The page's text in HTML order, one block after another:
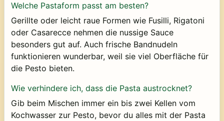
Welche Pastaform passt am besten?
Gerillte oder leicht raue Formen wie Fusilli, Rigatoni
oder Casarecce nehmen die nussige Sauce
besonders gut auf. Auch frische Bandnudeln
funktionieren wunderbar, weil sie viel Oberfläche für
die Pesto bieten.
Wie verhindere ich, dass die Pasta austrocknet?
Gib beim Mischen immer ein bis zwei Kellen vom
Kochwasser zur Pesto, bevor du alles mit der Pasta